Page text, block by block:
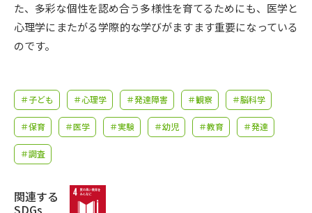
大学で学びたい学問発見
学問のミニ講義「夢ナビ講義」 学問分野解説
た、多彩な個性を認め合う多様性を育てるためにも、医学と
心理学にまたがる学際的な学びがますます重要になっている
のです。
＃子ども ＃心理学 ＃発達障害 ＃観察 ＃脳科学
＃保育 ＃医学 ＃実験 ＃幼児 ＃教育 ＃発達
＃調査
関連する
SDGs